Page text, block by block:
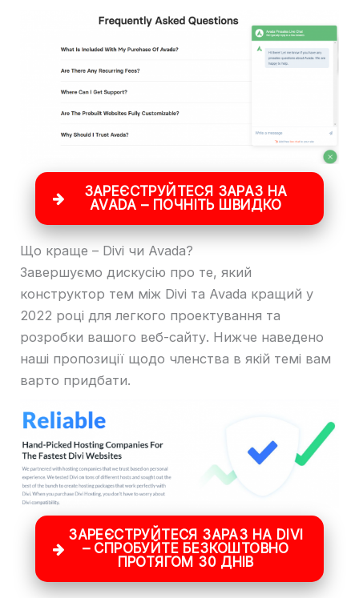
ЗАРЕЄСТРУЙТЕСЯ ЗАРАЗ НА
AVADA – ПОЧНІТЬ ШВИДКО
Що краще – Divi чи Avada?
Завершуємо дискусію про те, який
конструктор тем між Divi та Avada кращий у
2022 році для легкого проектування та
розробки вашого веб-сайту. Нижче наведено
наші пропозиції щодо членства в якій темі вам
варто придбати.
ЗАРЕЄСТРУЙТЕСЯ ЗАРАЗ НА DIVI
– СПРОБУЙТЕ БЕЗКОШТОВНО
ПРОТЯГОМ 30 ДНІВ